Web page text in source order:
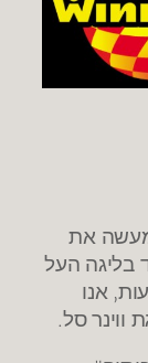
את
בליגה העל
אנו
סל.